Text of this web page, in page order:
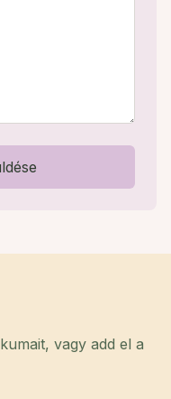
vagy add el a